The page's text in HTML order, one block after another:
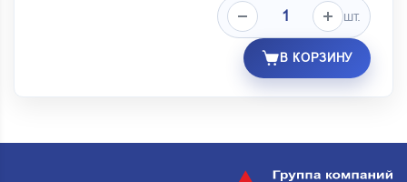
шт.
В КОРЗИНУ